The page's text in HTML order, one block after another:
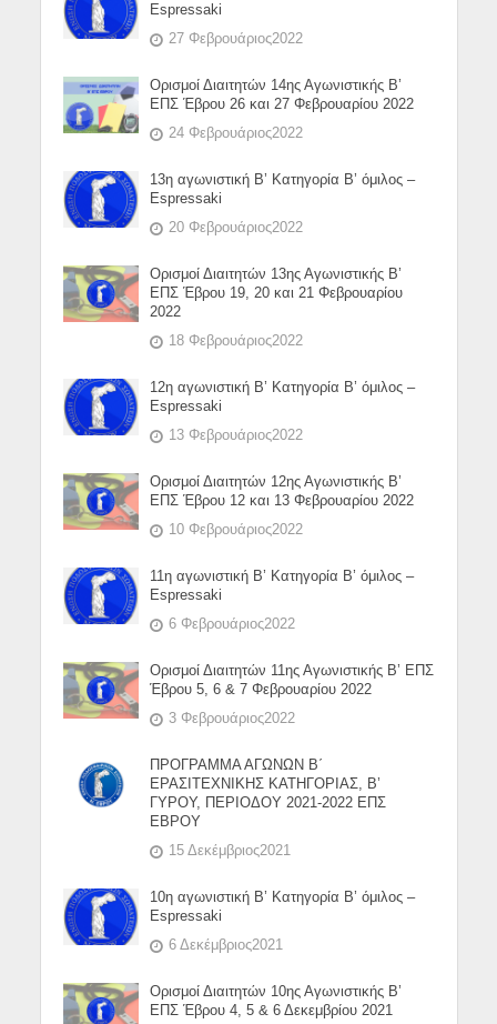
Espressaki
27 Φεβρουάριος2022
Ορισμοί Διαιτητών 14ης Αγωνιστικής Β’
ΕΠΣ Έβρου 26 και 27 Φεβρουαρίου 2022
24 Φεβρουάριος2022
13η αγωνιστική Β’ Κατηγορία Β’ όμιλος –
Espressaki
20 Φεβρουάριος2022
Ορισμοί Διαιτητών 13ης Αγωνιστικής Β’
ΕΠΣ Έβρου 19, 20 και 21 Φεβρουαρίου
2022
18 Φεβρουάριος2022
12η αγωνιστική Β’ Κατηγορία Β’ όμιλος –
Espressaki
13 Φεβρουάριος2022
Ορισμοί Διαιτητών 12ης Αγωνιστικής Β’
ΕΠΣ Έβρου 12 και 13 Φεβρουαρίου 2022
10 Φεβρουάριος2022
11η αγωνιστική Β’ Κατηγορία Β’ όμιλος –
Espressaki
6 Φεβρουάριος2022
Ορισμοί Διαιτητών 11ης Αγωνιστικής Β’ ΕΠΣ
Έβρου 5, 6 & 7 Φεβρουαρίου 2022
3 Φεβρουάριος2022
ΠΡΟΓΡΑΜΜΑ ΑΓΩΝΩΝ Β΄
ΕΡΑΣΙΤΕΧΝΙΚΗΣ ΚΑΤΗΓΟΡΙΑΣ, Β’
ΓΥΡΟΥ, ΠΕΡΙΟΔΟΥ 2021-2022 ΕΠΣ
ΕΒΡΟΥ
15 Δεκέμβριος2021
10η αγωνιστική Β’ Κατηγορία Β’ όμιλος –
Espressaki
6 Δεκέμβριος2021
Ορισμοί Διαιτητών 10ης Αγωνιστικής Β’
ΕΠΣ Έβρου 4, 5 & 6 Δεκεμβρίου 2021